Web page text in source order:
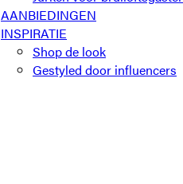
AANBIEDINGEN
INSPIRATIE
Shop de look
Gestyled door influencers